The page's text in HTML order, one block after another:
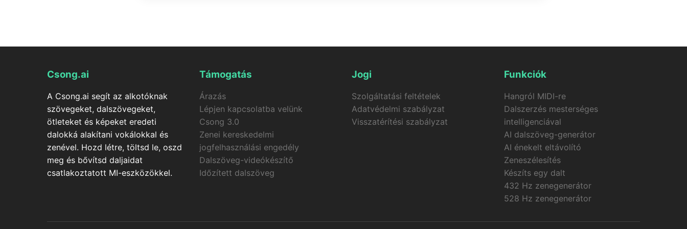
Csong.ai
A Csong.ai segít az alkotóknak
szövegeket, dalszövegeket,
ötleteket és képeket eredeti
dalokká alakítani vokálokkal és
zenével. Hozd létre, töltsd le, oszd
meg és bővítsd daljaidat
csatlakoztatott MI-eszközökkel.
Támogatás
Árazás
Lépjen kapcsolatba velünk
Csong 3.0
Zenei kereskedelmi
jogfelhasználási engedély
Dalszöveg-videókészítő
Időzített dalszöveg
Jogi
Szolgáltatási feltételek
Adatvédelmi szabályzat
Visszatérítési szabályzat
Funkciók
Hangról MIDI-re
Dalszerzés mesterséges
intelligenciával
AI dalszöveg-generátor
AI énekelt eltávolító
Zeneszélesítés
Készíts egy dalt
432 Hz zenegenerátor
528 Hz zenegenerátor